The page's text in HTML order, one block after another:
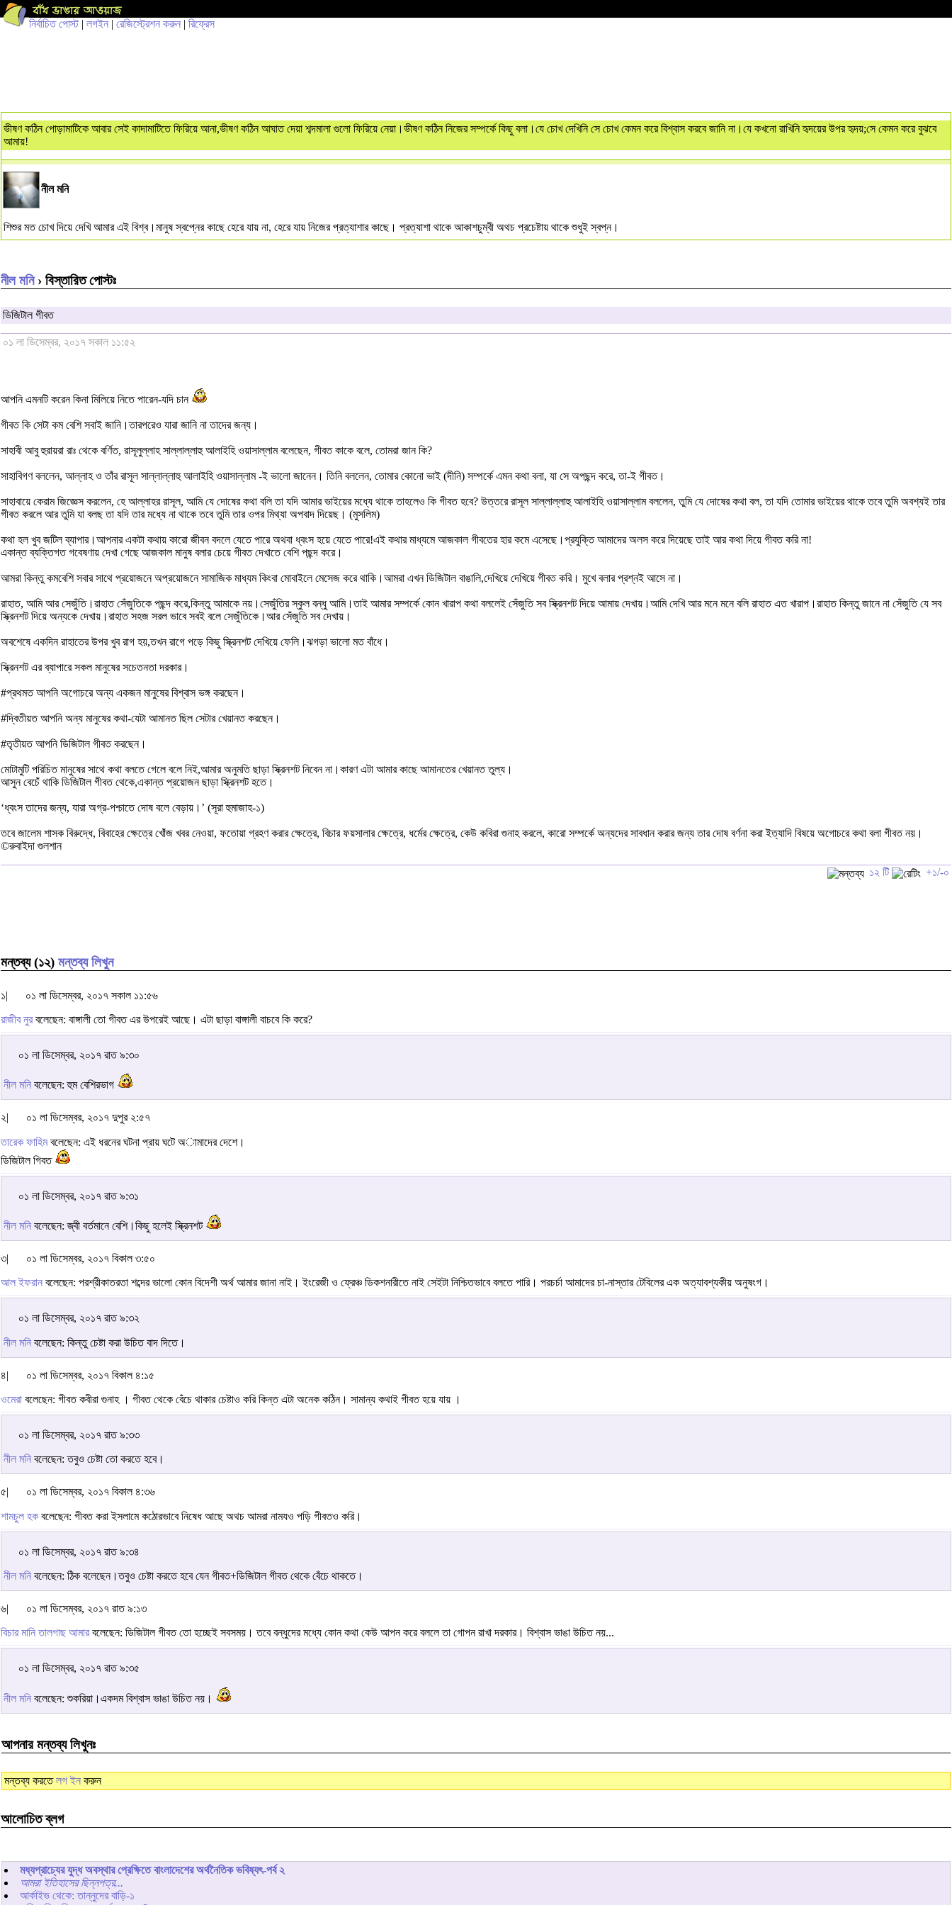
নির্বাচিত পোস্ট| লগইন | রেজিস্ট্রেশন করুন | রিফ্রেস
ভীষণ কঠিন পোড়ামাটিকে আবার সেই কাদামাটিতে ফিরিয়ে আনা,ভীষণ কঠিন আঘাত দেয়া শব্দমালা গুলো ফিরিয়ে নেয়া।ভীষণ কঠিন নিজের সম্পর্কে কিছু বলা।যে চোখ দেখিনি সে চোখ কেমন করে বিশ্বাস করবে জানি না।যে কখনো রাখিনি হৃদয়ের উপর হৃদয়;সে কেমন করে বুঝবে
আমায়!
নীল মনি
শিশুর মত চোখ দিয়ে দেখি আমার এই বিশ্ব।মানুষ স্বপ্নের কাছে হেরে যায় না, হেরে যায় নিজের প্রত্যাশার কাছে। প্রত্যাশা থাকে আকাশচুম্বী অথচ প্রচেষ্টায় থাকে শুধুই স্বপ্ন।
নীল মনি› বিস্তারিত পোস্টঃ
ডিজিটাল গীবত
০১ লা ডিসেম্বর, ২০১৭ সকাল ১১:৫২
আপনি এমনটি করেন কিনা মিলিয়ে নিতে পারেন-যদি চান
গীবত কি সেটা কম বেশি সবাই জানি।তারপরেও যারা জানি না তাদের জন্য।
সাহাবী আবু হুরায়রা রাঃ থেকে বর্ণিত, রাসূলুল্লাহ সাল্লাল্লাহু আলাইহি ওয়াসাল্লাম বলেছেন, গীবত কাকে বলে, তোমরা জান কি?
সাহাবিগণ বললেন, আল্লাহ ও তাঁর রাসূল সাল্লাল্লাহু আলাইহি ওয়াসাল্লাম -ই ভালো জানেন। তিনি বললেন, তোমার কোনো ভাই (দীনি) সম্পর্কে এমন কথা বলা, যা সে অপছন্দ করে, তা-ই গীবত।
সাহাবায়ে কেরাম জিজ্ঞেস করলেন, হে আল্লাহর রাসূল, আমি যে দোষের কথা বলি তা যদি আমার ভাইয়ের মধ্যে থাকে তাহলেও কি গীবত হবে? উত্তরে রাসূল সাল্লাল্লাহু আলাইহি ওয়াসাল্লাম বললেন, তুমি যে দোষের কথা বল, তা যদি তোমার ভাইয়ের থাকে তবে তুমি অবশ্যই তার
গীবত করলে আর তুমি যা বলছ তা যদি তার মধ্যে না থাকে তবে তুমি তার ওপর মিথ্যা অপবাদ দিয়েছ। (মুসলিম)
কথা হল খুব জটিল ব্যাপার।আপনার একটা কথায় কারো জীবন বদলে যেতে পারে অথবা ধ্বংস হয়ে যেতে পারে!এই কথার মাধ্যমে আজকাল গীবতের হার কমে এসেছে।প্রযুক্তি আমাদের অলস করে দিয়েছে তাই আর কথা দিয়ে গীবত করি না!
একান্ত ব্যক্তিগত গবেষণায় দেখা গেছে আজকাল মানুষ বলার চেয়ে গীবত দেখাতে বেশি পছন্দ করে।
আমরা কিন্তু কমবেশি সবার সাথে প্রয়োজনে অপ্রয়োজনে সামাজিক মাধ্যম কিংবা মোবাইলে মেসেজ করে থাকি।আমরা এখন ডিজিটাল বাঙালি,দেখিয়ে দেখিয়ে গীবত করি। মুখে বলার প্রশ্নই আসে না।
রাহাত, আমি আর সেজুঁতি।রাহাত সেঁজুতিকে পছন্দ করে,কিন্তু আমাকে নয়।সেজুঁতির স্কুল বন্ধু আমি।তাই আমার সম্পর্কে কোন খারাপ কথা বললেই সেঁজুতি সব স্ক্রিনশট দিয়ে আমায় দেখায়।আমি দেখি আর মনে মনে বলি রাহাত এত খারাপ।রাহাত কিন্তু জানে না সেঁজুতি যে সব
স্ক্রিনশট দিয়ে অন্যকে দেখায়।রাহাত সহজ সরল ভাবে সবই বলে সেজুঁতিকে।আর সেঁজুতি সব দেখায়।
অবশেষে একদিন রাহাতের উপর খুব রাগ হয়,তখন রাগে পড়ে কিছু স্ক্রিনশট দেখিয়ে ফেলি।ঝগড়া ভালো মত বাঁধে।
স্ক্রিনশট এর ব্যাপারে সকল মানুষের সচেতনতা দরকার।
#প্রথমত আপনি অগোচরে অন্য একজন মানুষের বিশ্বাস ভঙ্গ করছেন।
#দ্বিতীয়ত আপনি অন্য মানুষের কথা-যেটা আমানত ছিল সেটার খেয়ানত করছেন।
#তৃতীয়ত আপনি ডিজিটাল গীবত করছেন।
মোটামুটি পরিচিত মানুষের সাথে কথা বলতে গেলে বলে নিই,আমার অনুমতি ছাড়া স্ক্রিনশট নিবেন না।কারণ এটা আমার কাছে আমানতের খেয়ানত তুল্য।
আসুন বেচেঁ থাকি ডিজিটাল গীবত থেকে,একান্ত প্রয়োজন ছাড়া স্ক্রিনশট হতে।
‘ধ্বংস তাদের জন্য, যারা অগ্র-পশ্চাতে দোষ বলে বেড়ায়।’ (সূরা হুমাজাহ-১)
তবে জালেম শাসক বিরুদ্ধে, বিবাহের ক্ষেত্রে খোঁজ খবর নেওয়া, ফতোয়া গ্রহণ করার ক্ষেত্রে, বিচার ফয়সালার ক্ষেত্রে, ধর্মের ক্ষেত্রে, কেউ কবিরা গুনাহ করলে, কারো সম্পর্কে অন্যদের সাবধান করার জন্য তার দোষ বর্ণনা করা ইত্যাদি বিষয়ে অগোচরে কথা বলা গীবত নয়।
©রুবাইদা গুলশান
১২ টি +১/-০
মন্তব্য (১২) মন্তব্য লিখুন
১| ০১ লা ডিসেম্বর, ২০১৭ সকাল ১১:৫৬
রাজীব নুরবলেছেন: বাঙ্গালী তো গীবত এর উপরেই আছে। এটা ছাড়া বাঙ্গালী বাচবে কি করে?
০১ লা ডিসেম্বর, ২০১৭ রাত ৯:৩০
নীল মনি বলেছেন: হুম বেশিরভাগ
২| ০১ লা ডিসেম্বর, ২০১৭ দুপুর ২:৫৭
তারেক ফাহিমবলেছেন: এই ধরনের ঘটনা প্রায় ঘটে অামাদের দেশে।
ডিজিটাল গিবত
০১ লা ডিসেম্বর, ২০১৭ রাত ৯:৩১
নীল মনি বলেছেন: জ্বী বর্তমানে বেশি।কিছু হলেই স্ক্রিনশট
৩| ০১ লা ডিসেম্বর, ২০১৭ বিকাল ৩:৫০
আল ইফরান বলেছেন: পরশ্রীকাতরতা শব্দের ভালো কোন বিদেশী অর্থ আমার জানা নাই। ইংরেজী ও ফ্রেঞ্চ ডিকশনারীতে নাই সেইটা নিশ্চিতভাবে বলতে পারি। পরচর্চা আমাদের চা-নাস্তার টেবিলের এক অত্যাবশ্যকীয় অনুষংগ।
০১ লা ডিসেম্বর, ২০১৭ রাত ৯:৩২
নীল মনি বলেছেন: কিন্তু চেষ্টা করা উচিত বাদ দিতে।
৪| ০১ লা ডিসেম্বর, ২০১৭ বিকাল ৪:১৫
ওমেরা বলেছেন: গীবত কবীরা গুনাহ । গীবত থেকে বেঁচে থাকার চেষ্টাও করি কিন্ত এটা অনেক কঠিন। সামান্য কথাই গীবত হয়ে যায় ।
০১ লা ডিসেম্বর, ২০১৭ রাত ৯:৩৩
নীল মনি বলেছেন: তবুও চেষ্টা তো করতে হবে।
৫| ০১ লা ডিসেম্বর, ২০১৭ বিকাল ৪:৩৬
শামচুল হক বলেছেন: গীবত করা ইসলামে কঠোরভাবে নিষেধ আছে অথচ আমরা নামযও পড়ি গীবতও করি।
০১ লা ডিসেম্বর, ২০১৭ রাত ৯:৩৪
নীল মনি বলেছেন: ঠিক বলেছেন।তবুও চেষ্টা করতে হবে যেন গীবত+ডিজিটাল গীবত থেকে বেঁচে থাকতে।
৬| ০১ লা ডিসেম্বর, ২০১৭ রাত ৯:১৩
বিচার মানি তালগাছ আমারবলেছেন: ডিজিটাল গীবত তো হচ্ছেই সবসময়। তবে বন্ধুদের মধ্যে কোন কথা কেউ আপন করে বললে তা গোপন রাখা দরকার। বিশ্বাস ভাঙা উচিত নয়...
০১ লা ডিসেম্বর, ২০১৭ রাত ৯:৩৫
নীল মনি বলেছেন: শুকরিয়া।একদম বিশ্বাস ভাঙা উচিত নয়।
আপনার মন্তব্য লিখুনঃ
মন্তব্য করতেলগ ইন করুন
আলোচিত ব্লগ
মধ্যপ্রাচ্যের যুদ্ধ অবস্থার প্রেক্ষিতে বাংলাদেশের অর্থনৈতিক ভবিষ্যৎ-পর্ব ২
আমরা ইতিহাসের ছিন্নপত্র...
আর্কাইভ থেকে: তান্নুদের বাড়ি-১